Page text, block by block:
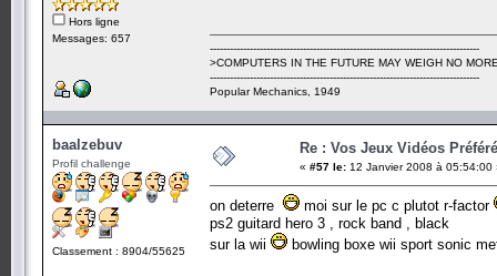
Hors ligne
Messages: 657
---------------------------------------------------------------------------------
>COMPUTERS IN THE FUTURE MAY WEIGH NO
---------------------------------------------------------------------------------
Popular Mechanics, 1949
baalzebuv
Profil challenge
Classement : 8904/55625
Re : Vos Jeux Vidéos
« #57 le: 12 Janvier 2008 à 05:54:00
on deterre
moi sur le pc c plutot r-factor
ps2 guitard hero 3 , rock band , black
sur la wii
bowling boxe wii sport sonic